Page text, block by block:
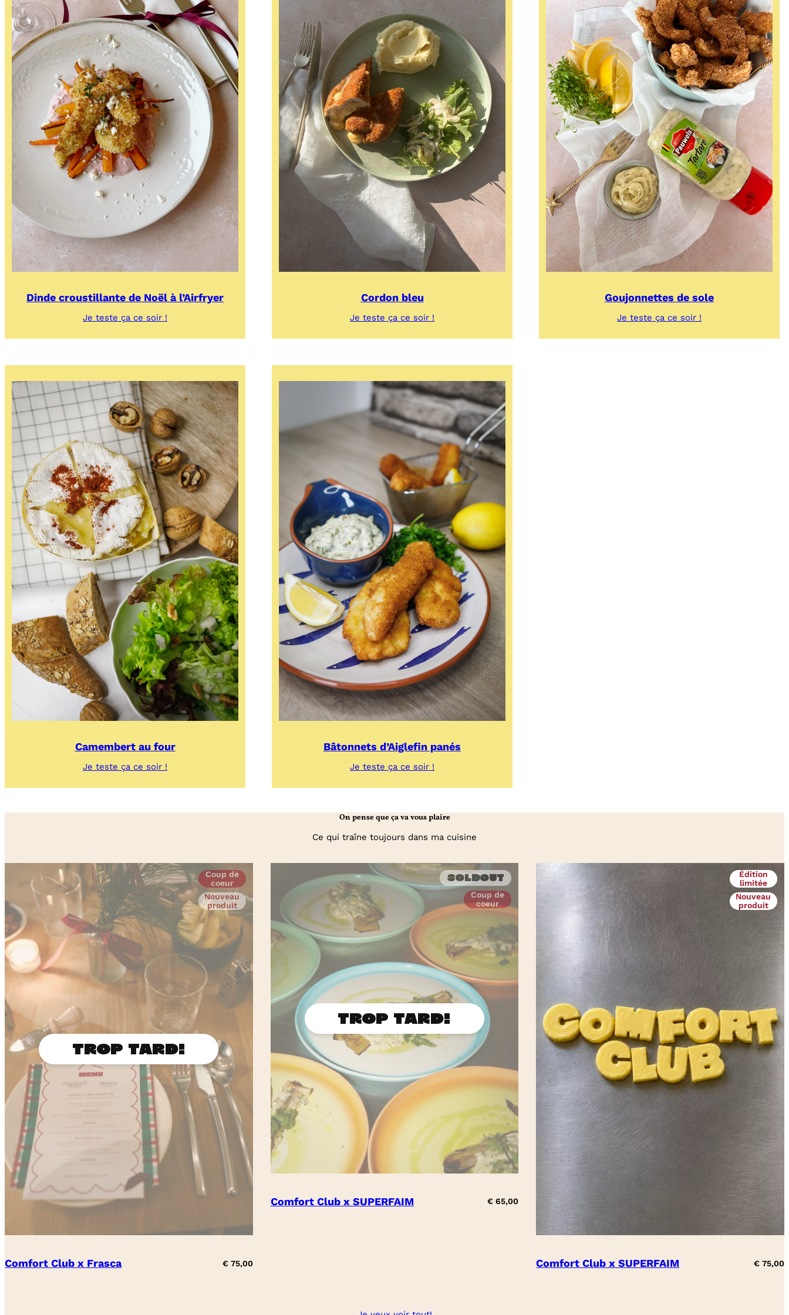
Dinde croustillante de Noël à l’Airfryer
Je teste ça ce soir !
croustillante
l’Airfryer
Cordon bleu
Je teste ça ce soir !
bleu
Goujonnettes de sole
Je teste ça ce soir !
de
Camembert au four
Je teste ça ce soir !
au
Bâtonnets d’Aiglefin panés
Je teste ça ce soir !
d’Aiglefin
On pense que ça va vous plaire
Ce qui traîne toujours dans ma cuisine
Coup de
coeur
Nouveau
produit
Comfort Club x Frasca €75,00
Soldout
Coup de
coeur
Comfort Club x SUPERFAIM € 65,00
Édition
limitée
Nouveau
produit
Comfort Club x SUPERFAIM €75,00